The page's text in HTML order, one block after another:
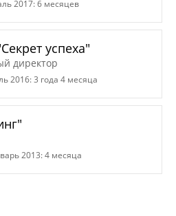
2017: 6 месяцев
успеха"
директор
2016: 3 года 4 месяца
2013: 4 месяца